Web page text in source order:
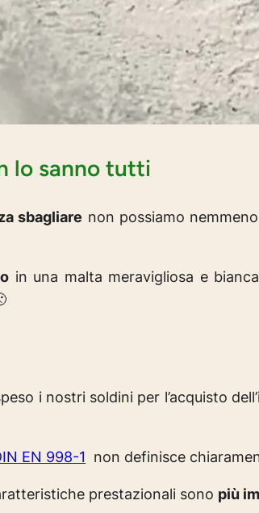
lo sanno tutti
sbagliare non possiamo
in una malta meravigliosa e bianca
i nostri soldini per l’acquisto
EN 998-1 non definisce
prestazionali sono più